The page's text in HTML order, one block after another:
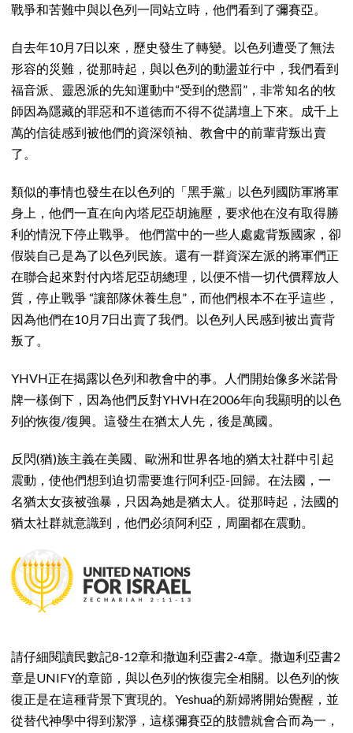
戰爭和苦難中與以色列一同站立時，他們看到了彌賽亞。
自去年10月7日以來，歷史發生了轉變。以色列遭受了無法
形容的災難，從那時起，與以色列的動盪並行中，我們看到
福音派、靈恩派的先知運動中“受到的懲罰”，非常知名的牧
師因為隱藏的罪惡和不道德而不得不從講壇上下來。成千上
萬的信徒感到被他們的資深領袖、教會中的前輩背叛出賣
了。
類似的事情也發生在以色列的「黑手黨」以色列國防軍將軍
身上，他們一直在向內塔尼亞胡施壓，要求他在沒有取得勝
利的情況下停止戰爭。 他們當中的一些人處處背叛國家，卻
假裝自己是為了以色列民族。還有一群資深左派的將軍們正
在聯合起來對付內塔尼亞胡總理，以便不惜一切代價釋放人
質，停止戰爭 “讓部隊休養生息”，而他們根本不在乎這些，
因為他們在10月7日出賣了我們。以色列人民感到被出賣背
叛了。
YHVH正在揭露以色列和教會中的事。人們開始像多米諾骨
牌一樣倒下，因為他們反對YHVH在2006年向我顯明的以色
列的恢復/復興。這發生在猶太人先，後是萬國。
反閃(猶)族主義在美國、歐洲和世界各地的猶太社群中引起
震動，使他們想到迫切需要進行阿利亞-回歸。在法國，一
名猶太女孩被強暴，只因為她是猶太人。從那時起，法國的
猶太社群就意識到，他們必須阿利亞，周圍都在震動。
請仔細閱讀民數記8-12章和撒迦利亞書2-4章。撒迦利亞書2
章是UNIFY的章節，與以色列的恢復完全相關。以色列的恢
復正是在這種背景下實現的。Yeshua的新婦將開始覺醒，並
從替代神學中得到潔淨，這樣彌賽亞的肢體就會合而為一，